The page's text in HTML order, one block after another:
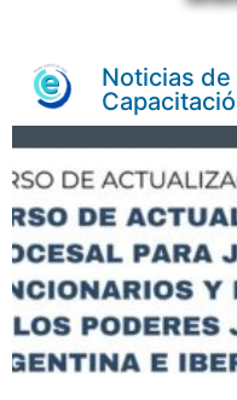
Noticias de